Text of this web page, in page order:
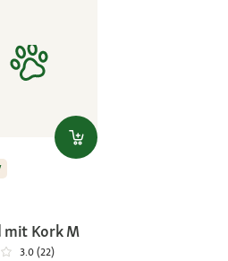
mit Kork M
3.0 (22)